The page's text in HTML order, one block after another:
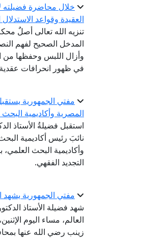
خلال محاضرة فضيلته
العقيدة وقواعد
تنزيه الله تعالى أصلٌ
المدخل الصحيح لفهم
وأزال اللبس وحفظها من
في ظهور انحرافات
مفتي الجمهورية
المصرية وأكاديمية
استقبل فضيلةُ الأستاذ
نائبَ رئيس أكاديمية
وأكاديمية البحث
التجديد الفقهي.
مفتي الجمهورية يشهد
شهد فضيلة الأستاذ
زينب رضي الله عنها